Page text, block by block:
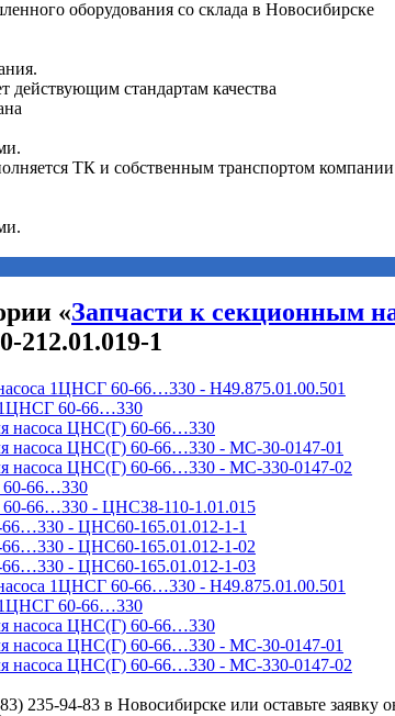
«Запчасти к секционным
212.01.019-1
1ЦНСГ 60-66…330 - Н49.875.01.00.501
1ЦНСГ 60-66…330
насоса ЦНС(Г) 60-66…330
насоса ЦНС(Г) 60-66…330 - МС-30-0147-01
насоса ЦНС(Г) 60-66…330 - МС-330-0147-02
60-66…330
66…330 - ЦНС38-110-1.01.015
- ЦНС60-165.01.012-1-1
- ЦНС60-165.01.012-1-02
- ЦНС60-165.01.012-1-03
1ЦНСГ 60-66…330 - Н49.875.01.00.501
1ЦНСГ 60-66…330
насоса ЦНС(Г) 60-66…330
насоса ЦНС(Г) 60-66…330 - МС-30-0147-01
насоса ЦНС(Г) 60-66…330 - МС-330-0147-02
235-94-83 в Новосибирске или оставьте заявку